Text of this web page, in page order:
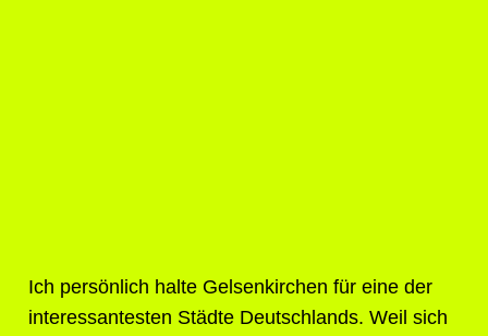
Ich persönlich halte Gelsenkirchen für eine der
interessantesten Städte Deutschlands. Weil sich